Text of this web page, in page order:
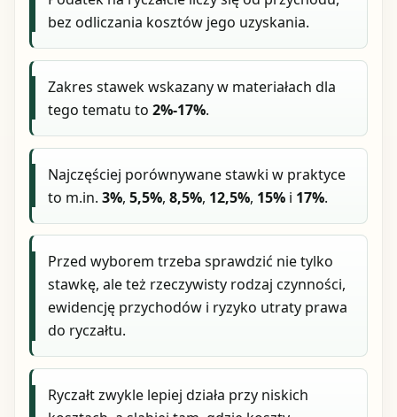
bez odliczania kosztów jego uzyskania.
Zakres stawek wskazany w materiałach dla
tego tematu to2%-17%.
Najczęściej porównywane stawki w praktyce
to m.in.3%,5,5%,8,5%, 12,5%, 15% i 17%.
Przed wyborem trzeba sprawdzić nie tylko
stawkę, ale też rzeczywisty rodzaj czynności,
ewidencję przychodów i ryzyko utraty prawa
do ryczałtu.
Ryczałt zwykle lepiej działa przy niskich